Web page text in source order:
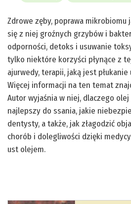
Zdrowe zęby, poprawa mikrobiomu
się z niej groźnych grzybów i
odporności, detoks i usuwanie
tylko niektóre korzyści płynące z
ajurwedy, terapii, jaką jest
Więcej informacji na ten temat
Autor wyjaśnia w niej, dlaczego
najlepszy do ssania, jakie
dentysty, a także, jak złagodzić
chorób i dolegliwości dzięki
ust olejem.